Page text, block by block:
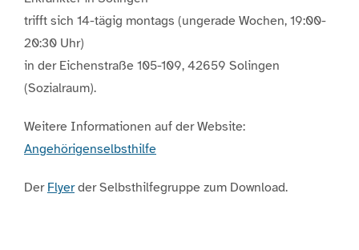
trifft sich 14-tägig montags (ungerade Wochen, 19:00-
20:30 Uhr)
in der Eichenstraße 105-109, 42659 Solingen
(Sozialraum).
Weitere Informationen auf der Website:
Angehörigenselbsthilfe
Der Flyerder Selbsthilfegruppe zum Download.